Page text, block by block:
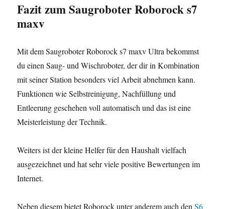
Fazitzum Saugroboter Roborock s7
maxv
Mit dem Saugroboter Roborock s7 maxv Ultra bekommst
du einen Saug- und Wischroboter, der dir in Kombination
mit seiner Station besonders viel Arbeit abnehmen kann.
Funktionen wie Selbstreinigung, Nachfüllung und
Entleerung geschehen voll automatisch und das ist eine
Meisterleistung der Technik.
Weiters ist der kleine Helfer für den Haushalt vielfach
ausgezeichnet und hat sehr viele positive Bewertungen im
Internet.
Neben diesem bietet Roborock unter anderem auch denS6